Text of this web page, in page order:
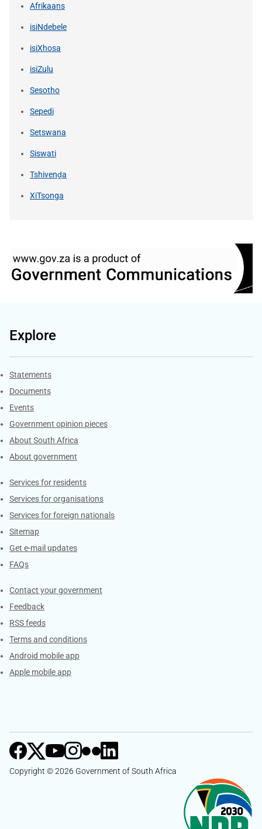
Afrikaans
isiNdebele
isiXhosa
isiZulu
Sesotho
Sepedi
Setswana
Siswati
Tshivenḓa
XiTsonga
Explore
Explore Gov.za
Statements
Documents
Events
Government opinion pieces
About South Africa
About government
Contacts
Services for residents
Services for organisations
Services for foreign nationals
Sitemap
Get e-mail updates
FAQs
Services
Contact your government
Feedback
RSS feeds
Terms and conditions
Android mobile app
Apple mobile app
Copyright © 2026 Government of South Africa